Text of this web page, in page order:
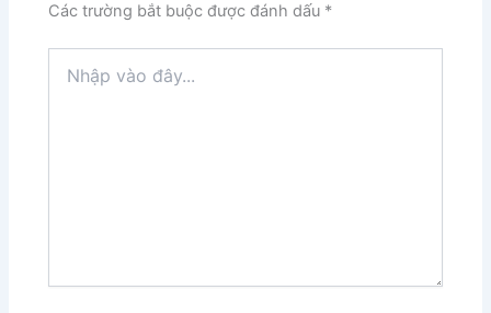
Các trường bắt buộc được đánh dấu *
vào